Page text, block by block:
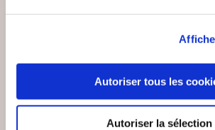
Autoriser tous les
Autoriser la sélection
(0 avis)
DUPONT Tatiana chero
SPECTRE DES